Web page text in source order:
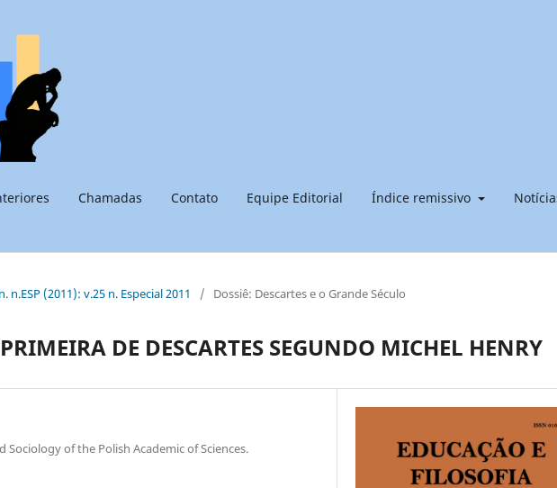
Chamadas Contato Equipe Editorial Índice remissivo
n.ESP (2011): v.25 n. Especial 2011 / Dossiê: Descartes e o Grande Século
DE DESCARTES SEGUNDO MICHEL HENRY
of the Polish Academic of Sciences.